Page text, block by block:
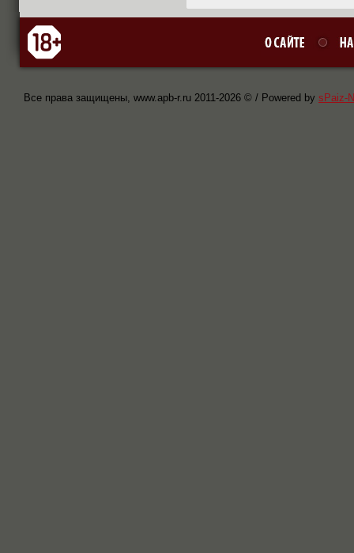
Все права защищены, www.apb-r.ru 2011-2026 © / Powered by sPaiz-